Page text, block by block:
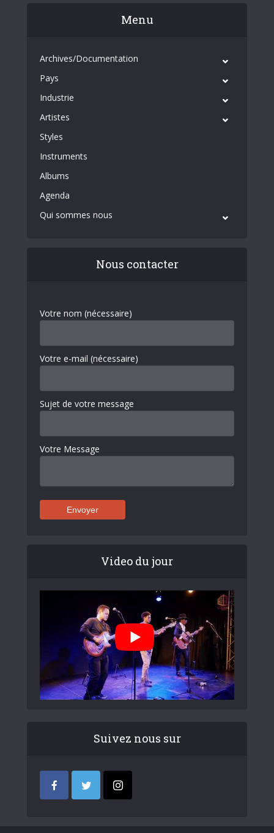
Menu
Archives/Documentation
Pays
Industrie
Artistes
Styles
Instruments
Albums
Agenda
Qui sommes nous
Nous contacter
Votre nom (nécessaire)
Votre e-mail (nécessaire)
Sujet de votre message
Votre Message
Video du jour
Suivez nous sur